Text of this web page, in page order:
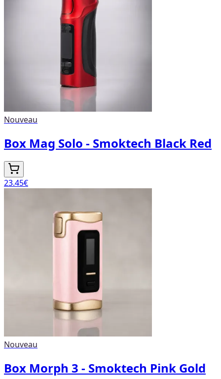
Nouveau
Box Mag Solo - Smoktech Black Red
23.45€
Nouveau
Box Morph 3 - Smoktech Pink Gold